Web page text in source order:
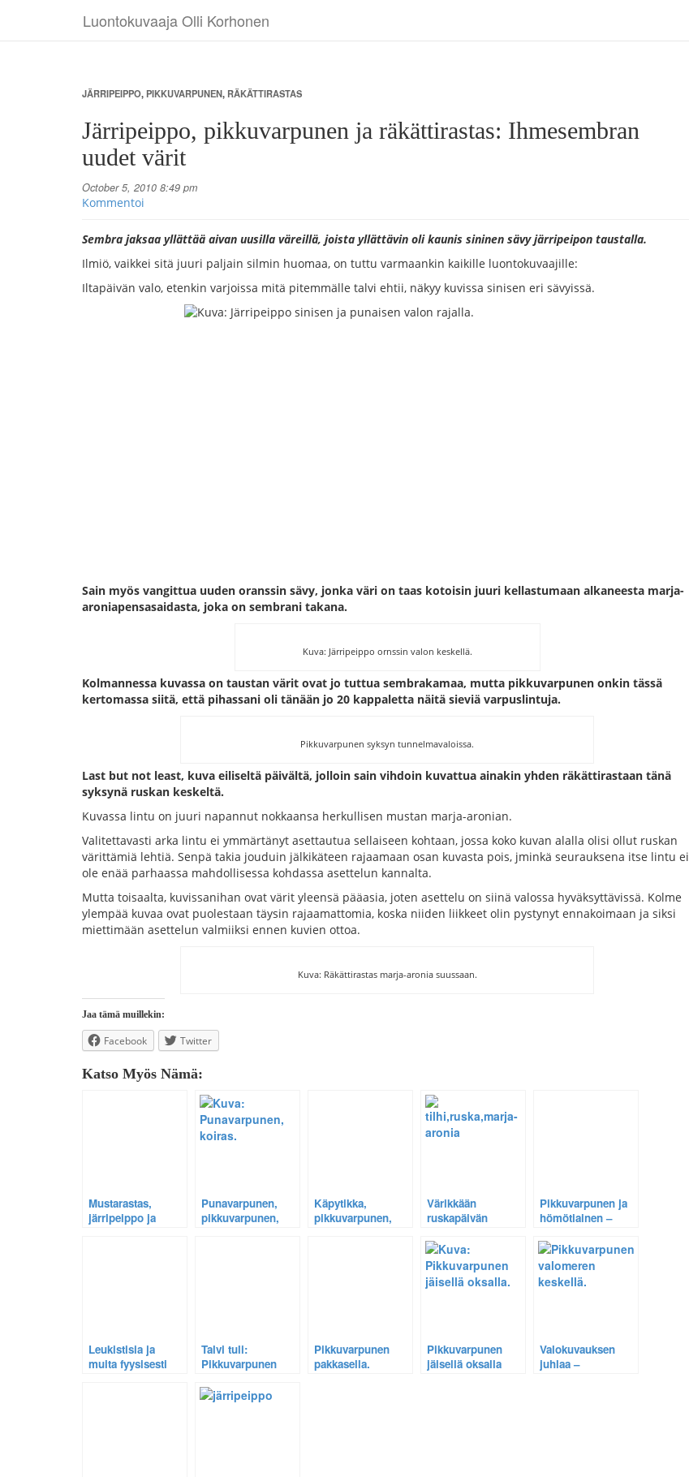
Luontokuvaaja Olli Korhonen
JÄRRIPEIPPO,PIKKUVARPUNEN, RÄKÄTTIRASTAS
Järripeippo, pikkuvarpunen ja räkättirastas: Ihmesembran
uudet värit
October 5, 2010 8:49 pm
Kommentoi
Sembra jaksaa yllättää aivan uusilla väreillä, joista yllättävin oli kaunis sininen sävy järripeipon taustalla.
Ilmiö, vaikkei sitä juuri paljain silmin huomaa, on tuttu varmaankin kaikille luontokuvaajille:
Iltapäivän valo, etenkin varjoissa mitä pitemmälle talvi ehtii, näkyy kuvissa sinisen eri sävyissä.
Sain myös vangittua uuden oranssin sävy, jonka väri on taas kotoisin juuri kellastumaan alkaneesta marja-
aroniapensasaidasta, joka on sembrani takana.
Kuva: Järripeippo ornssin valon keskellä.
Kolmannessa kuvassa on taustan värit ovat jo tuttua sembrakamaa, mutta pikkuvarpunen onkin tässä
kertomassa siitä, että pihassani oli tänään jo 20 kappaletta näitä sieviä varpuslintuja.
Pikkuvarpunen syksyn tunnelmavaloissa.
Last but not least, kuva eiliseltä päivältä, jolloin sain vihdoin kuvattua ainakin yhden räkättirastaan tänä
syksynä ruskan keskeltä.
Kuvassa lintu on juuri napannut nokkaansa herkullisen mustan marja-aronian.
Valitettavasti arka lintu ei ymmärtänyt asettautua sellaiseen kohtaan, jossa koko kuvan alalla olisi ollut ruskan
värittämiä lehtiä. Senpä takia jouduin jälkikäteen rajaamaan osan kuvasta pois, jminkä seurauksena itse lintu ei
ole enää parhaassa mahdollisessa kohdassa asettelun kannalta.
Mutta toisaalta, kuvissanihan ovat värit yleensä pääasia, joten asettelu on siinä valossa hyväksyttävissä. Kolme
ylempää kuvaa ovat puolestaan täysin rajaamattomia, koska niiden liikkeet olin pystynyt ennakoimaan ja siksi
miettimään asettelun valmiiksi ennen kuvien ottoa.
Kuva: Räkättirastas marja-aronia suussaan.
Jaa tämä muillekin:
Facebook Twitter
Katso Myös Nämä:
Mustarastas,
järripeippo ja
Punavarpunen,
pikkuvarpunen,
Käpytikka,
pikkuvarpunen,
Värikkään
ruskapäivän
Tilhi,
punakylkirastas,
mustarastas ja
räkättirastas.
Pikkuvarpunen ja
hömötiainen –
lajit. 2010-09-26.
Leukistisia ja
muita fyysisesti
Talvi tuli:
Pikkuvarpunen
Pikkuvarpunen
pakkasella.
Pikkuvarpunen
jäisellä oksalla
Valokuvauksen
juhlaa –